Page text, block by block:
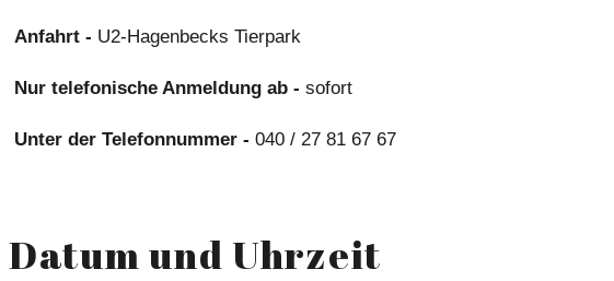
Anfahrt - U2-Hagenbecks Tierpark
Nur telefonische Anmeldung ab - sofort
Unter der Telefonnummer - 040 / 27 81 67 67
Datum und Uhrzeit